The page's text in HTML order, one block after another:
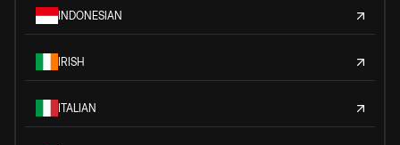
INDONESIAN
IRISH
ITALIAN